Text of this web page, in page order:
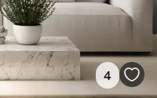
4